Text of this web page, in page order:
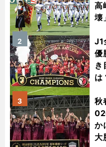
高
壊
J1
優
き
は
2
秋
か
大
3